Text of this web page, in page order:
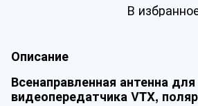
В
Описание
Всенаправленная антенна для
видеопередатчика VTX,